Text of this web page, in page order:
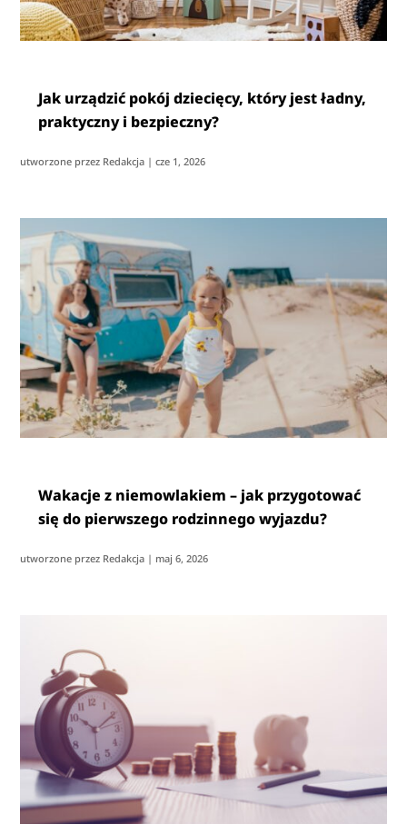
Jak urządzić pokój dziecięcy, który jest ładny,
praktyczny i bezpieczny?
utworzone przez Redakcja |cze 1, 2026
Wakacje z niemowlakiem – jak przygotować
się do pierwszego rodzinnego wyjazdu?
utworzone przez Redakcja | maj 6, 2026